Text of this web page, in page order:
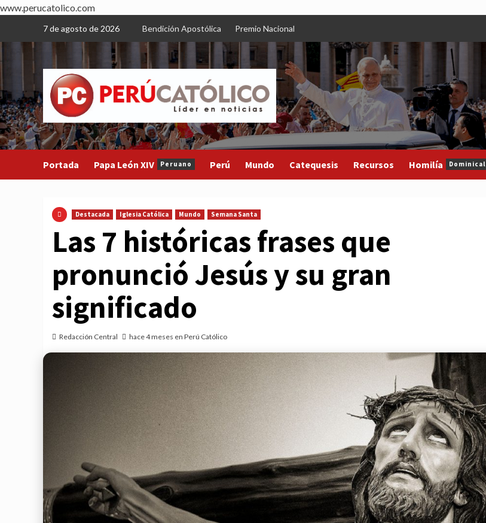
www.perucatolico.com
content
7 de agosto de 2026 Bendición Apostólica Premio Nacional
Portada Papa León XIV Peruano Perú Mundo Catequesis Recursos Homilía Dominical
Destacada Iglesia Católica Mundo Semana Santa
Las 7 históricas frases que
pronunció Jesús y su gran
significado
Redacción Central hace 4 meses en Perú Católico